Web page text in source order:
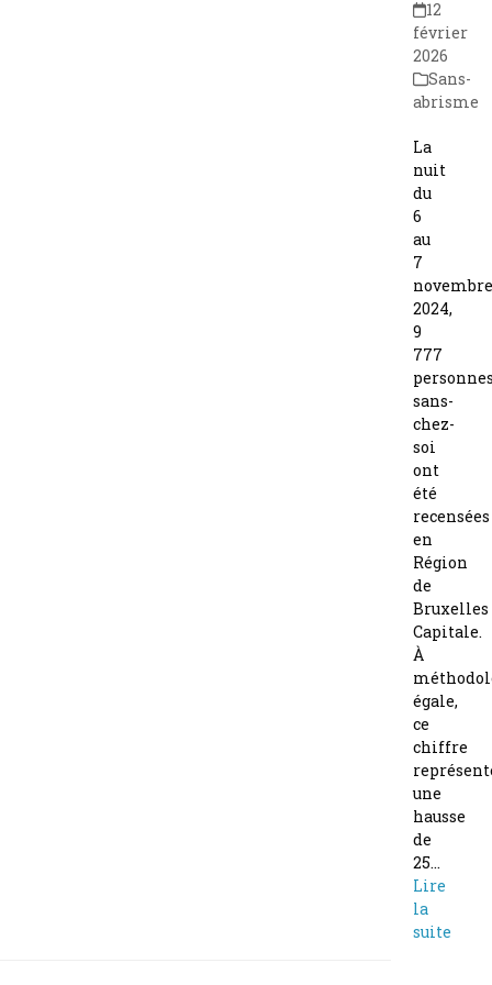
12
février
2026
Sans-
abrisme
La
nuit
du
6
au
7
novembre
2024,
9
777
sans-
chez-
soi
ont
été
recensées
en
Région
de
Bruxelles
Capitale.
À
égale,
ce
chiffre
une
hausse
de
25…
Lire
la
suite